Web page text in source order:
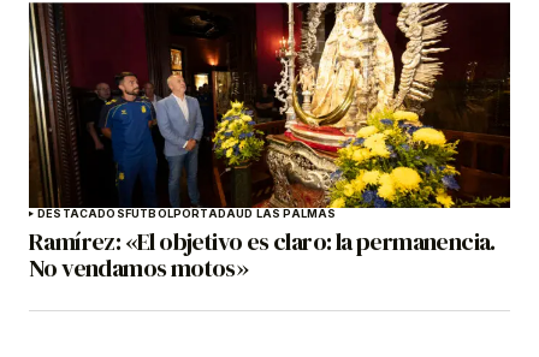
DESTACADOSFÚTBOLPORTADAUD LAS PALMAS
Ramírez: «El objetivo es claro: la permanencia.
No vendamos motos»